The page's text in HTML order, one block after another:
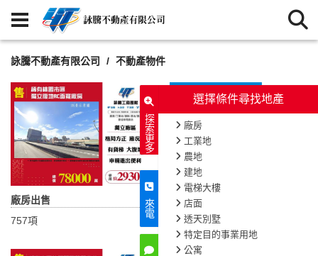
選擇條件尋找地產
廠房
工業地
農地
建地
電梯大樓
店面
透天別墅
特定目的事業用地
公寓
探索更多
來電
詠騰不動產有限公司 不動產物件
廠房出售
757項
廠房出租
1205項